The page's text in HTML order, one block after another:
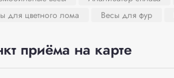
для цветного лома
Весы для фур
приёма на карте